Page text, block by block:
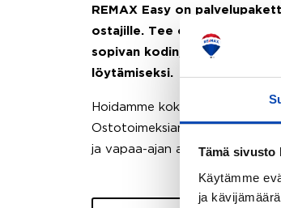
Tämä sivusto
Käytämme
ja
REMAX Easy on
ostajille. Tee
sopivan kodin, eikä sinun
löytämiseksi.
Hoidamme koko ostoprosessin
Ostotoimeksiantopalvelumme
ja vapaa-ajan asuntojen